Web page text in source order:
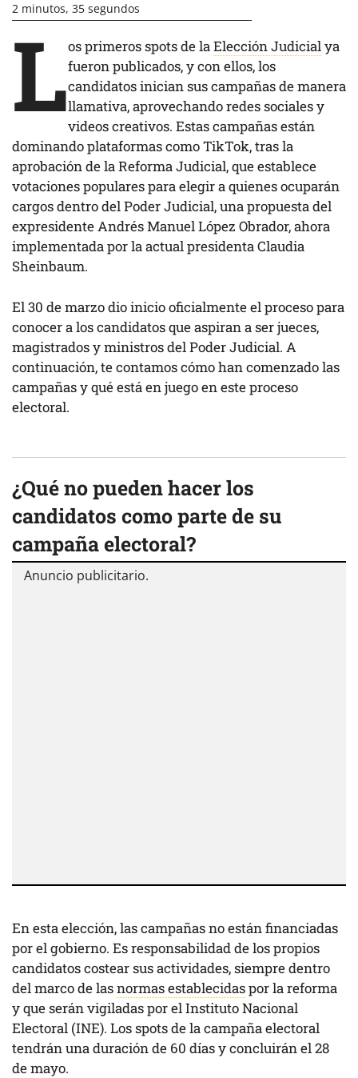
2 minutos, 35 segundos
Los primeros spots de laElección Judicialya
fueron publicados, y con ellos, los
candidatos inician sus campañas de manera
llamativa, aprovechando redes sociales y
videos creativos. Estas campañas están
dominando plataformas como TikTok, tras la
aprobación de la Reforma Judicial, que establece
votaciones populares para elegir a quienes ocuparán
cargos dentro del Poder Judicial, una propuesta del
expresidente Andrés Manuel López Obrador, ahora
implementada por la actual presidenta Claudia
Sheinbaum.
El 30 de marzo dio inicio oficialmente el proceso para
conocer a los candidatos que aspiran a ser jueces,
magistrados y ministros del Poder Judicial. A
continuación, te contamos cómo han comenzado las
campañas y qué está en juego en este proceso
electoral.
¿Qué no pueden hacer los
candidatos como parte de su
campaña electoral?
En esta elección, las campañas no están financiadas
por el gobierno. Es responsabilidad de los propios
candidatos costear sus actividades, siempre dentro
del marco de lasnormas establecidaspor la reforma
y que serán vigiladas por el Instituto Nacional
Electoral (INE). Los spots de la campaña electoral
tendrán una duración de 60 días y concluirán el 28
de mayo.